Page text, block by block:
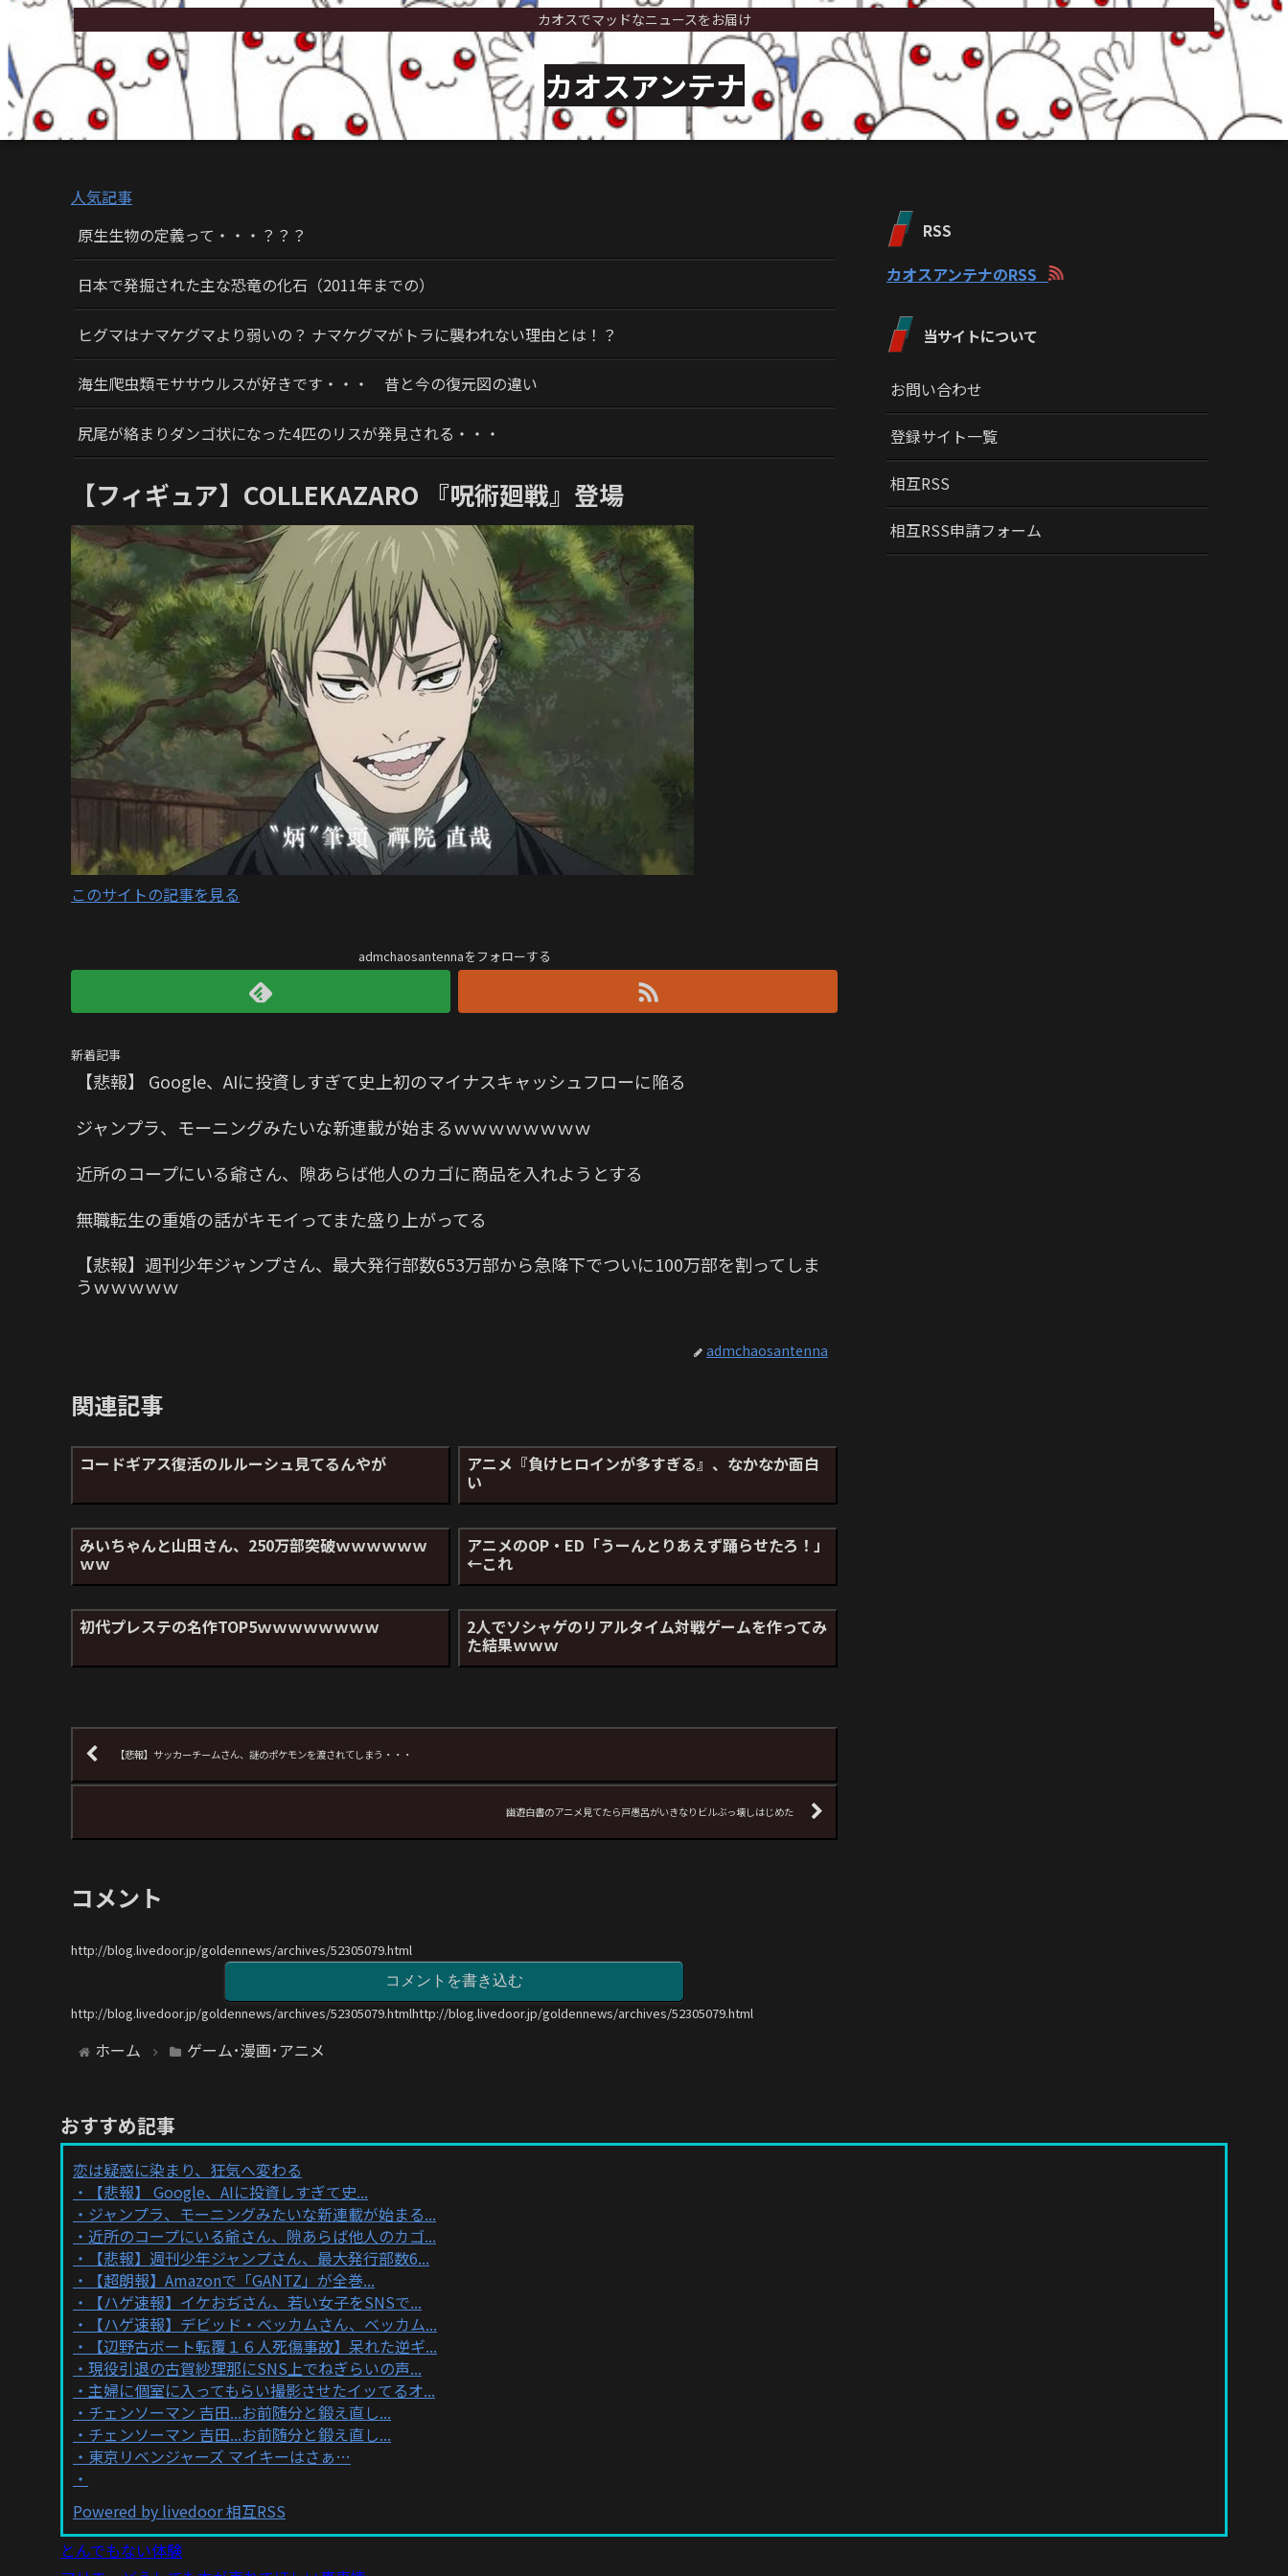
カオスでマッドなニュースをお届け
カオスアンテナ
人気記事
原生生物の定義って・・・？？？
日本で発掘された主な恐竜の化石（2011年までの）
ヒグマはナマケグマより弱いの？ ナマケグマがトラに襲われない理由とは！？
海生爬虫類モササウルスが好きです・・・ 昔と今の復元図の違い
尻尾が絡まりダンゴ状になった4匹のリスが発見される・・・
【フィギュア】COLLEKAZARO 『呪術廻戦』登場
このサイトの記事を見る
admchaosantennaをフォローする
新着記事
【悲報】 Google、AIに投資しすぎて史上初のマイナスキャッシュフローに陥る
ジャンプラ、モーニングみたいな新連載が始まるｗｗｗｗｗｗｗｗ
近所のコープにいる爺さん、隙あらば他人のカゴに商品を入れようとする
無職転生の重婚の話がキモイってまた盛り上がってる
【悲報】週刊少年ジャンプさん、最大発行部数653万部から急降下でついに100万部を割ってしま
うｗｗｗｗｗ
admchaosantenna
関連記事
コードギアス復活のルルーシュ見てるんやが アニメ『負けヒロインが多すぎる』、なかなか面白
い
みいちゃんと山田さん、250万部突破ｗｗｗｗｗｗ
ｗｗ
アニメのOP・ED「うーんとりあえず踊らせたろ！」
←これ
初代プレステの名作TOP5ｗｗｗｗｗｗｗｗ 2人でソシャゲのリアルタイム対戦ゲームを作ってみ
た結果ｗｗｗ
【悲報】サッカーチームさん、謎のポケモンを渡されてしまう・・・
幽遊白書のアニメ見てたら戸愚呂がいきなりビルぶっ壊しはじめた
コメント
http://blog.livedoor.jp/goldennews/archives/52305079.html
コメントを書き込む
http://blog.livedoor.jp/goldennews/archives/52305079.htmlhttp://blog.livedoor.jp/goldennews/archives/52305079.html
ホーム ゲーム･漫画･アニメ
RSS
カオスアンテナのRSS
当サイトについて
お問い合わせ
登録サイト一覧
相互RSS
相互RSS申請フォーム
おすすめ記事
恋は疑惑に染まり、狂気へ変わる
【悲報】 Google、AIに投資しすぎて史...
ジャンプラ、モーニングみたいな新連載が始まる...
近所のコープにいる爺さん、隙あらば他人のカゴ...
【悲報】週刊少年ジャンプさん、最大発行部数6...
【超朗報】Amazonで「GANTZ」が全巻...
【ハゲ速報】イケおぢさん、若い女子をSNSで...
【ハゲ速報】デビッド・ベッカムさん、ベッカム...
【辺野古ボート転覆１６人死傷事故】呆れた逆ギ...
現役引退の古賀紗理那にSNS上でねぎらいの声...
主婦に個室に入ってもらい撮影させたイッてるオ...
チェンソーマン 吉田...お前随分と鍛え直し...
チェンソーマン 吉田...お前随分と鍛え直し...
東京リベンジャーズ マイキーはさぁ…
Powered by livedoor 相互RSS
とんでもない体験